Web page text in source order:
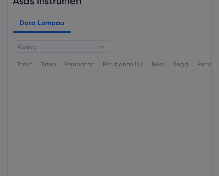
Data Lampau
Weekly
Tarikh Tutup Perubahan Perubahan (%): Buka Tinggi Rendah